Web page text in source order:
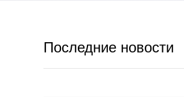
Последние новости